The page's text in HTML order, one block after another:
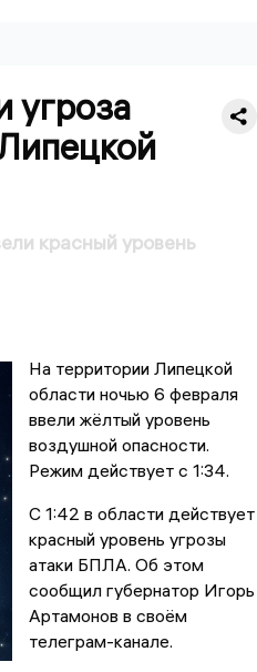
угроза
красный уровень
На территории Липецкой
области ночью 6 февраля
ввели жёлтый уровень
воздушной опасности.
Режим действует с 1:34.
С 1:42 в области действует
красный уровень угрозы
атаки БПЛА. Об этом
сообщил губернатор Игорь
Артамонов в своём
телеграм-канале.